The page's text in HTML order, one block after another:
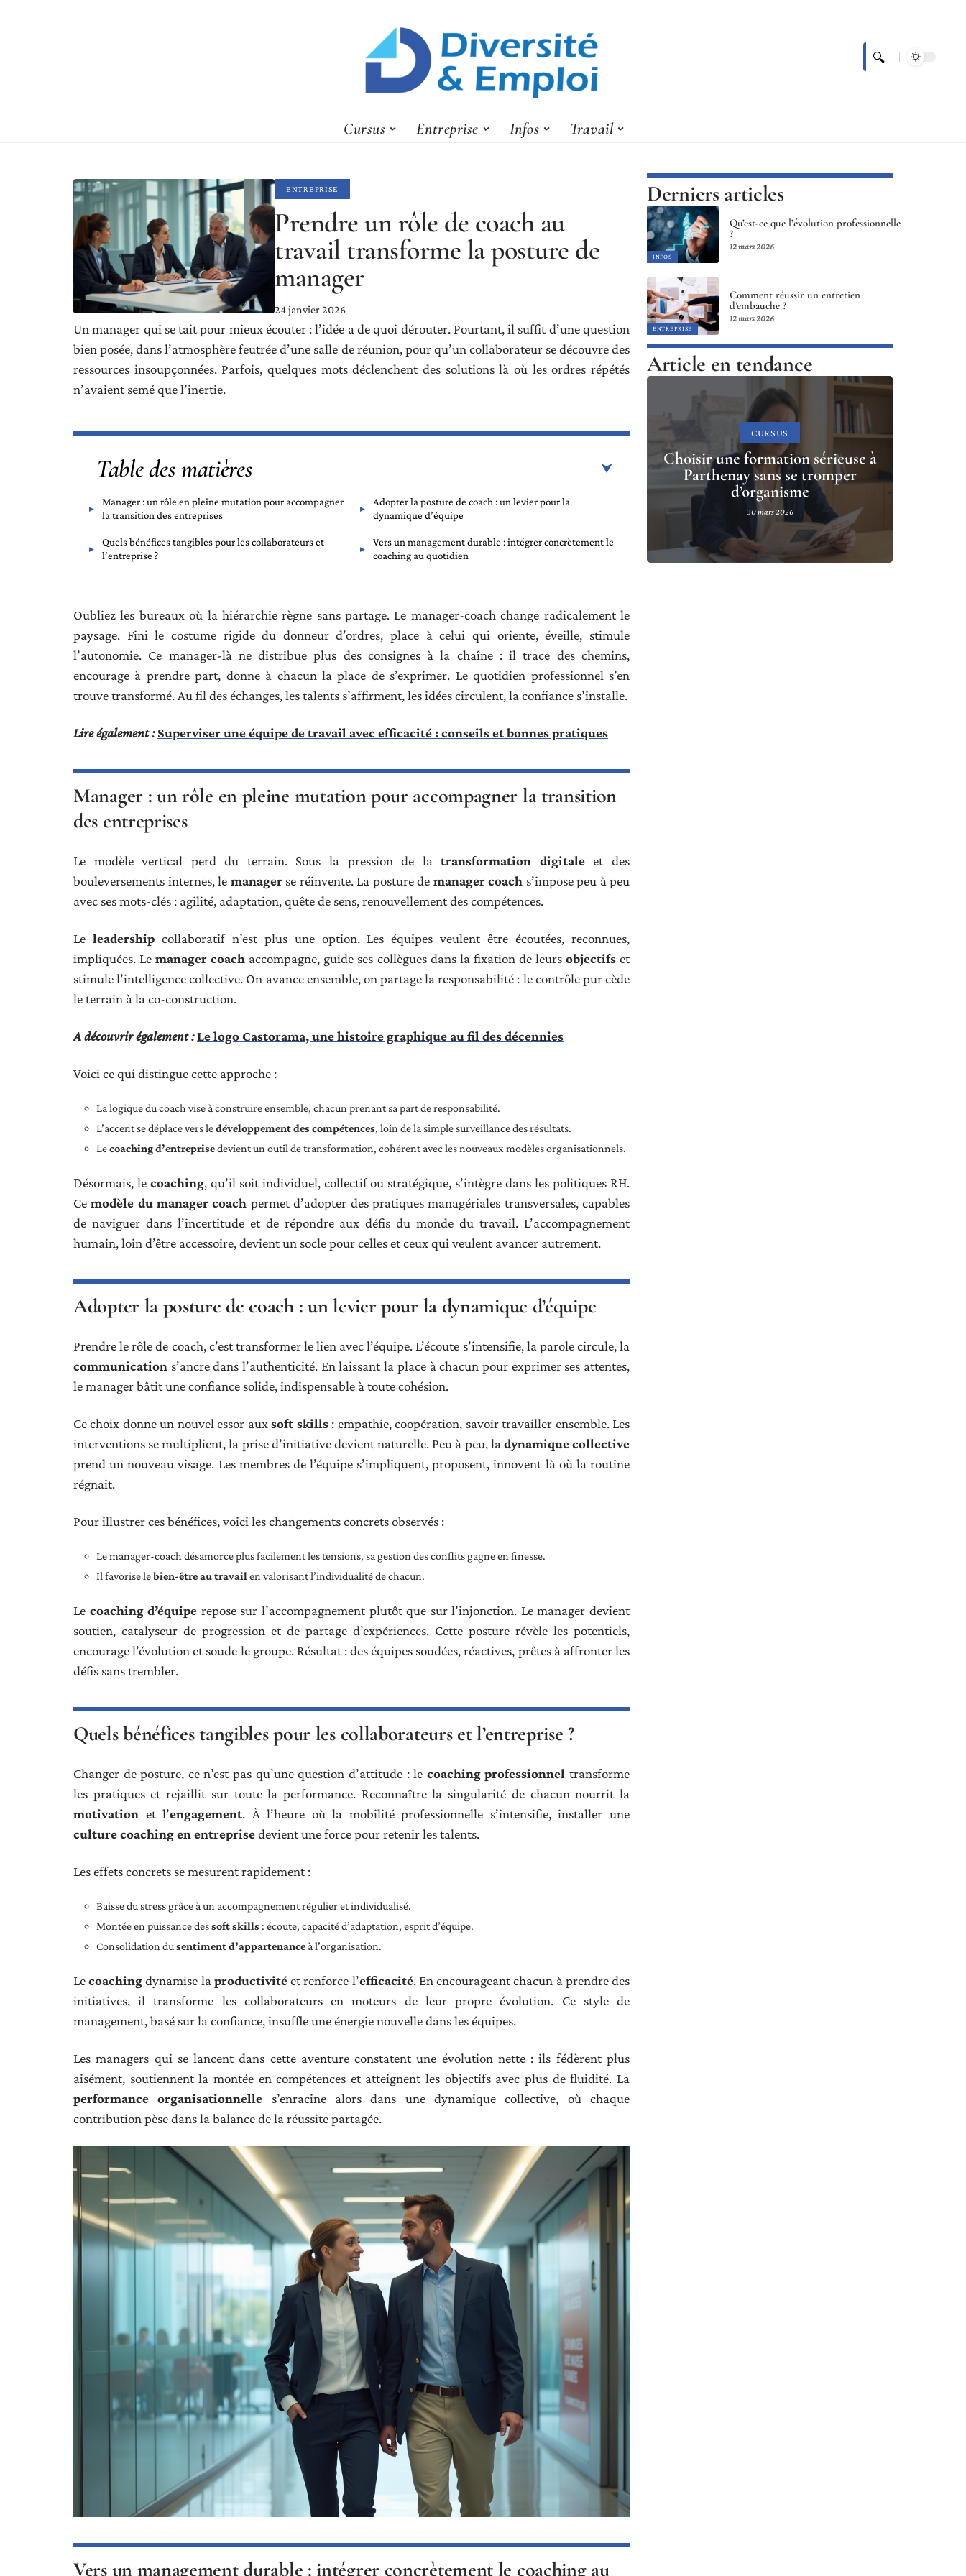
Cursus Entreprise Infos Travail
ENTREPRISE
Prendre un rôle de coach au
travail transforme la posture de
manager
24 janvier 2026
Un manager qui se tait pour mieux écouter : l’idée a de quoi dérouter. Pourtant, il suffit d’une question
bien posée, dans l’atmosphère feutrée d’une salle de réunion, pour qu’un collaborateur se découvre des
ressources insoupçonnées. Parfois, quelques mots déclenchent des solutions là où les ordres répétés
n’avaient semé que l’inertie.
Table des matières
Manager : un rôle en pleine mutation pour accompagner
la transition des entreprises
Adopter la posture de coach : un levier pour la
dynamique d’équipe
Quels bénéfices tangibles pour les collaborateurs et
l’entreprise ?
Vers un management durable : intégrer concrètement le
coaching au quotidien
Oubliez les bureaux où la hiérarchie règne sans partage. Le manager-coach change radicalement le
paysage. Fini le costume rigide du donneur d’ordres, place à celui qui oriente, éveille, stimule
l’autonomie. Ce manager-là ne distribue plus des consignes à la chaîne : il trace des chemins,
encourage à prendre part, donne à chacun la place de s’exprimer. Le quotidien professionnel s’en
trouve transformé. Au fil des échanges, les talents s’affirment, les idées circulent, la confiance s’installe.
Lire également : Superviser une équipe de travail avec efficacité : conseils et bonnes pratiques
Manager : un rôle en pleine mutation pour accompagner la transition
des entreprises
Le modèle vertical perd du terrain. Sous la pression de latransformation digitaleet des
bouleversements internes, le managerse réinvente. La posture de manager coach s’impose peu à peu
avec ses mots-clés : agilité, adaptation, quête de sens, renouvellement des compétences.
Le leadershipcollaboratif n’est plus une option. Les équipes veulent être écoutées, reconnues,
impliquées. Lemanager coach accompagne, guide ses collègues dans la fixation de leurs objectifset
stimule l’intelligence collective. On avance ensemble, on partage la responsabilité : le contrôle pur cède
le terrain à la co-construction.
A découvrir également :Le logo Castorama, une histoire graphique au fil des décennies
Voici ce qui distingue cette approche :
La logique du coach vise à construire ensemble, chacun prenant sa part de responsabilité.
L’accent se déplace vers ledéveloppement des compétences, loin de la simple surveillance des résultats.
Lecoaching d’entreprisedevient un outil de transformation, cohérent avec les nouveaux modèles organisationnels.
Désormais, le coaching, qu’il soit individuel, collectif ou stratégique, s’intègre dans les politiques RH.
Cemodèle du manager coach permet d’adopter des pratiques managériales transversales, capables
de naviguer dans l’incertitude et de répondre aux défis du monde du travail. L’accompagnement
humain, loin d’être accessoire, devient un socle pour celles et ceux qui veulent avancer autrement.
Adopter la posture de coach : un levier pour la dynamique d’équipe
Prendre le rôle de coach, c’est transformer le lien avec l’équipe. L’écoute s’intensifie, la parole circule, la
communication s’ancre dans l’authenticité. En laissant la place à chacun pour exprimer ses attentes,
le manager bâtit une confiance solide, indispensable à toute cohésion.
Ce choix donne un nouvel essor auxsoft skills: empathie, coopération, savoir travailler ensemble. Les
interventions se multiplient, la prise d’initiative devient naturelle. Peu à peu, la dynamique collective
prend un nouveau visage. Les membres de l’équipe s’impliquent, proposent, innovent là où la routine
régnait.
Pour illustrer ces bénéfices, voici les changements concrets observés :
Le manager-coach désamorce plus facilement les tensions, sa gestion des conflits gagne en finesse.
Il favorise lebien-être au travail en valorisant l’individualité de chacun.
Le coaching d’équipe repose sur l’accompagnement plutôt que sur l’injonction. Le manager devient
soutien, catalyseur de progression et de partage d’expériences. Cette posture révèle les potentiels,
encourage l’évolution et soude le groupe. Résultat : des équipes soudées, réactives, prêtes à affronter les
défis sans trembler.
Quels bénéfices tangibles pour les collaborateurs et l’entreprise ?
Changer de posture, ce n’est pas qu’une question d’attitude : le coaching professionnel transforme
les pratiques et rejaillit sur toute la performance. Reconnaître la singularité de chacun nourrit la
motivation et l’engagement. À l’heure où la mobilité professionnelle s’intensifie, installer une
culture coaching en entreprisedevient une force pour retenir les talents.
Les effets concrets se mesurent rapidement :
Baisse du stress grâce à un accompagnement régulier et individualisé.
Montée en puissance dessoft skills : écoute, capacité d’adaptation, esprit d’équipe.
Consolidation du sentiment d’appartenance à l’organisation.
Lecoachingdynamise la productivitéet renforce l’efficacité. En encourageant chacun à prendre des
initiatives, il transforme les collaborateurs en moteurs de leur propre évolution. Ce style de
management, basé sur la confiance, insuffle une énergie nouvelle dans les équipes.
Les managers qui se lancent dans cette aventure constatent une évolution nette : ils fédèrent plus
aisément, soutiennent la montée en compétences et atteignent les objectifs avec plus de fluidité. La
performance organisationnelle s’enracine alors dans une dynamique collective, où chaque
contribution pèse dans la balance de la réussite partagée.
Vers un management durable : intégrer concrètement le coaching au
Derniers articles
INFOS
Qu’est-ce que l’évolution professionnelle
?
12 mars 2026
ENTREPRISE
Comment réussir un entretien
d’embauche ?
12 mars 2026
Article en tendance
CURSUS
Choisir une formation sérieuse à
Parthenay sans se tromper
d’organisme
30 mars 2026